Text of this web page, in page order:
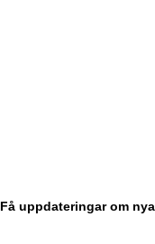
Få uppdateringar om